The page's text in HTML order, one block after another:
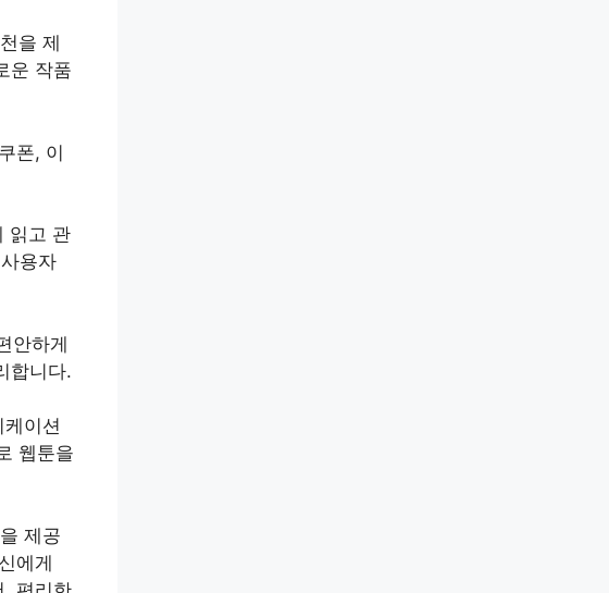
을 제
운 작품
폰, 이
읽고 관
용자
안하게
합니다.
이션
웹툰을
제공
에게